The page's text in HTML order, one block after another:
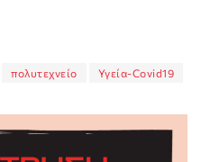
πολυτεχνείο Υγεία-Covid19